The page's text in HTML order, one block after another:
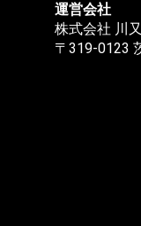
運営会社
株式会社 川
〒319-0123